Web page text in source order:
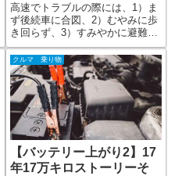
高速でトラブルの際には、1）ま
ず後続車に合図、2）むやみに歩
き回らず、3）すみやかに避難し
通報しましょう。 ダメな例は
記事上にて・・夜の東名下り
線、川崎ICあたりから何か挙動
がモゾモゾ・・スピードが乗ら
ず、もしや・・パンクしてまし
た。しかも右側。。左側ならま
だ少しはよかったのに
クルマ 乗り物
【バッテリー上がり2】17
年17万キロストーリーそ